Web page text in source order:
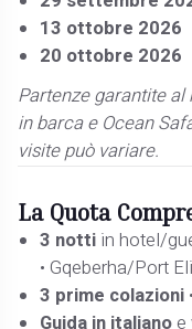
13 ottobre 2026
20 ottobre 2026
Partenze garantite
in barca e Ocean
visite può variare.
La Quota
3 notti in hotel/
• Gqeberha/Port
3 prime colazioni •
Guida in italianoe